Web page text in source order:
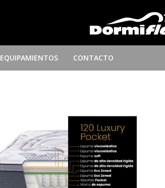
EQUIPAMIENTOS CONTACTO